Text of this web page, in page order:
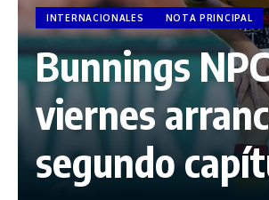
INTERNACIONALES NOTA PRINCIPAL
Bunnings
viernes
segundo